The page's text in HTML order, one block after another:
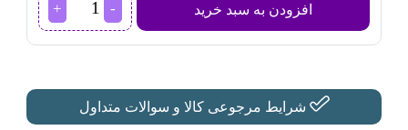
افزودن به سبد خرید
سرخ
کن
512
عدد
شرایط مرجوعی کالا و سوالات متداول